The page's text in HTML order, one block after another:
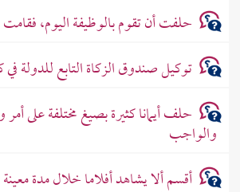
حلفت أن تقوم بالوظيفة اليوم، فقامت
توكيل صندوق الزكاة التابع للدولة في
حلف أيمانا كثيرة بصيغ مختلفة على
والواجب
أقسم ألا يشاهد أفلاما خلال مدة